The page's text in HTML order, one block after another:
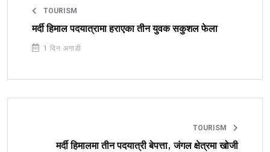
TOURISM
मर्दी हिमाल पदयात्रामा हराएका तीन युवक सकुशल फेला
1 दिन अगाडी
TOURISM
मर्दी हिमालमा तीन पदयात्री बेपत्ता, जंगल क्षेत्रमा खोजी